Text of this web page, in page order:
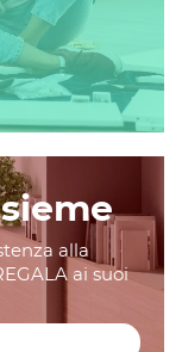
alla
ai suoi